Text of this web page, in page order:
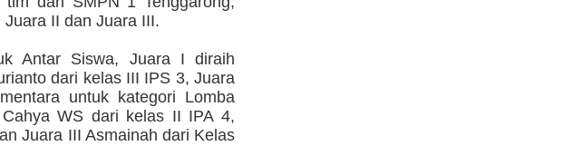
II dan Juara III.
Antar Siswa, Juara I diraih
dari kelas III IPS 3, Juara
untuk kategori Lomba
WS dari kelas II IPA 4,
Juara III Asmainah dari Kelas